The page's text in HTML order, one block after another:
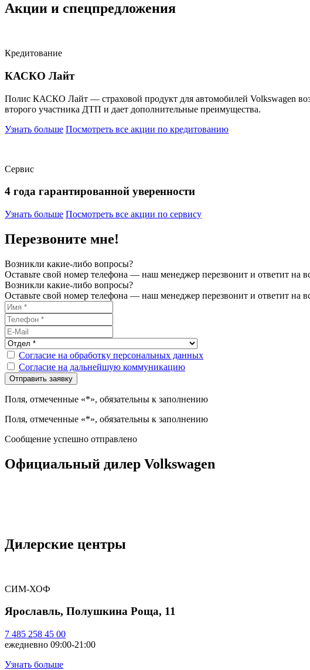
Акции и спецпредложения
Кредитование
КАСКО Лайт
Полис КАСКО Лайт — страховой продукт для автомобилей Volkswagen
второго участника ДТП и дает дополнительные преимущества.
Узнать больше Посмотреть все акции по кредитованию
Сервис
4 года гарантированной уверенности
Узнать больше Посмотреть все акции по сервису
Перезвоните мне!
Возникли какие-либо вопросы?
Оставьте свой номер телефона — наш менеджер перезвонит и ответит на
Возникли какие-либо вопросы?
Оставьте свой номер телефона — наш менеджер перезвонит и ответит на
Согласие на обработку персональных данных
Согласие на дальнейшую коммуникацию
Поля, отмеченные «*», обязательны к заполнению
Поля, отмеченные «*», обязательны к заполнению
Сообщение успешно отправлено
Официальный дилер Volkswagen
Дилерские центры
СИМ-ХОФ
Ярославль, Полушкина Роща, 11
7 485 258 45 00
ежедневно 09:00-21:00
Узнать больше